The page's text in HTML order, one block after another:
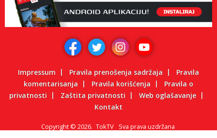
Impressum Pravila prenošenja sadržaja
Pravila
komentarisanja
Pravila korišćenja
Pravila o
privatnosti
Zaštita privatnosti
Web oglašavanje
Kontakt
Copyright © 2026. TokTV Sva prava uzdržana